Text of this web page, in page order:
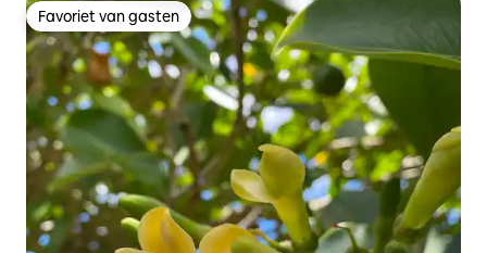
Favoriet van gasten
Favoriet van gasten